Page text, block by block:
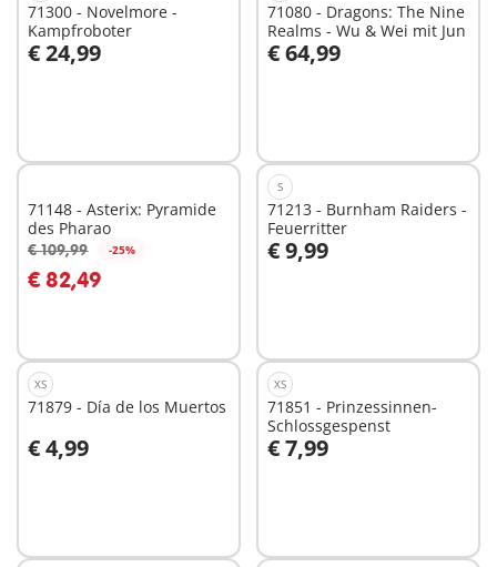
71300 - Novelmore -
Kampfroboter
€ 24,99
71080 - Dragons: The Nine
Realms - Wu & Wei mit Jun
€ 64,99
71148 - Asterix: Pyramide
des Pharao
€ 109,99 -25%
€ 82,49
S
71213 - Burnham Raiders -
Feuerritter
€ 9,99
XS
71879 - Día de los Muertos
€ 4,99
In den Warenkorb
XS
71851 - Prinzessinnen-
Schlossgespenst
€ 7,99
In den Warenkorb